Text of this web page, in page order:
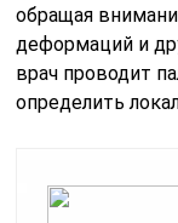
обращая
деформаций и
врач проводит
определить